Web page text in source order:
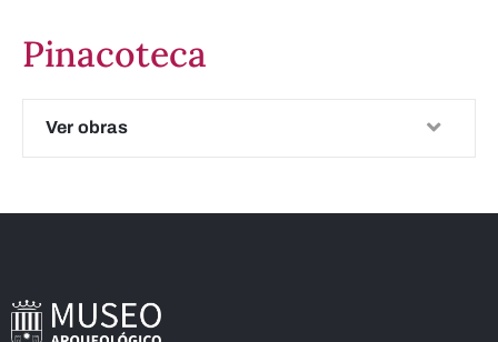
Pinacoteca
Ver obras